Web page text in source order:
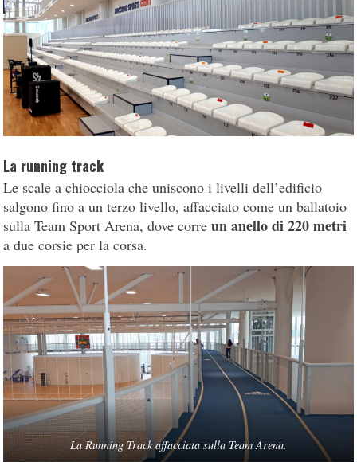
La running track
Le scale a chiocciola che uniscono i livelli dell’edificio
salgono fino a un terzo livello, affacciato come un ballatoio
sulla Team Sport Arena, dove correun anello di 220 metri
a due corsie per la corsa.
La Running Track affacciata sulla Team Arena.